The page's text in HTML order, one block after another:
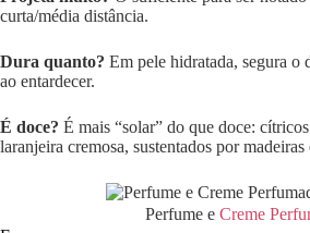
curta/média distância.
Dura quanto? Em pele hidratada, segura o
ao entardecer.
É doce? É mais “solar” do que doce:
laranjeira cremosa, sustentados por madeiras
Perfume e Creme